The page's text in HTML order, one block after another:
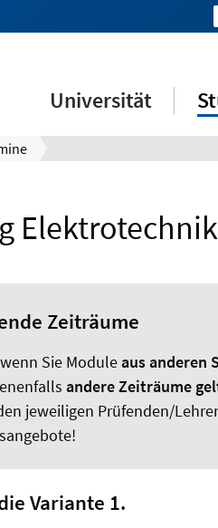
Universität
Zeiträume
Sie Moduleaus anderen
andere Zeiträume
jeweiligen Prüfenden/
Variante 1.